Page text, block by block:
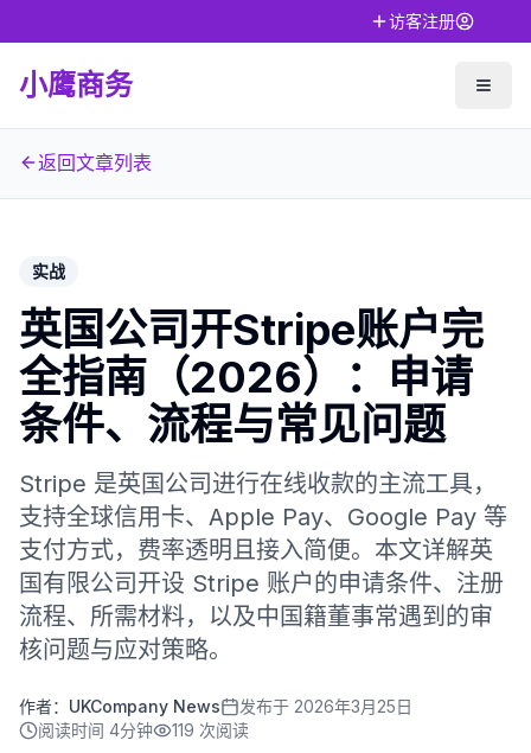
访客注册
小鹰商务
返回文章列表
实战
英国公司开Stripe账户完
全指南（2026）：申请
条件、流程与常见问题
Stripe 是英国公司进行在线收款的主流工具，
支持全球信用卡、Apple Pay、Google Pay 等
支付方式，费率透明且接入简便。本文详解英
国有限公司开设 Stripe 账户的申请条件、注册
流程、所需材料，以及中国籍董事常遇到的审
核问题与应对策略。
作者： UKCompany News 发布于 2026年3月25日
阅读时间 4分钟 119 次阅读